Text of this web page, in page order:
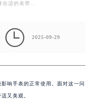
合适的表带…
 2025-09-29
响手表的正常使用。面对这一问
又美观。